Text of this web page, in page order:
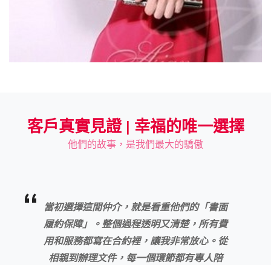
客戶真實見證 | 幸福的唯一選擇
他們的故事，是我們最大的驕傲
當初選擇這間仲介，就是看重他們的「書面
履約保障」。整個過程透明又清楚，所有費
用和服務都寫在合約裡，讓我非常放心。從
相親到辦理文件，每一個環節都有專人陪